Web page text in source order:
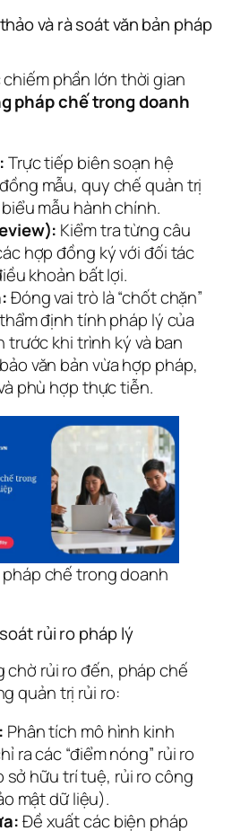
và rà soát văn bản pháp
phần lớn thời gian
pháp chế trong doanh
Trực tiếp biên soạn hệ
mẫu, quy chế quản trị
mẫu hành chính.
Kiểm tra từng câu
hợp đồng ký với đối tác
khoản bất lợi.
Đóng vai trò là “chốt chặn”
định tính pháp lý của
trước khi trình ký và ban
văn bản vừa hợp pháp,
phù hợp thực tiễn.
chế trong doanh
rủi ro pháp lý
chờ rủi ro đến, pháp chế
quản trị rủi ro:
Phân tích mô hình kinh
ra các “điểm nóng” rủi ro
sở hữu trí tuệ, rủi ro công
mật dữ liệu).
Đề xuất các biện pháp